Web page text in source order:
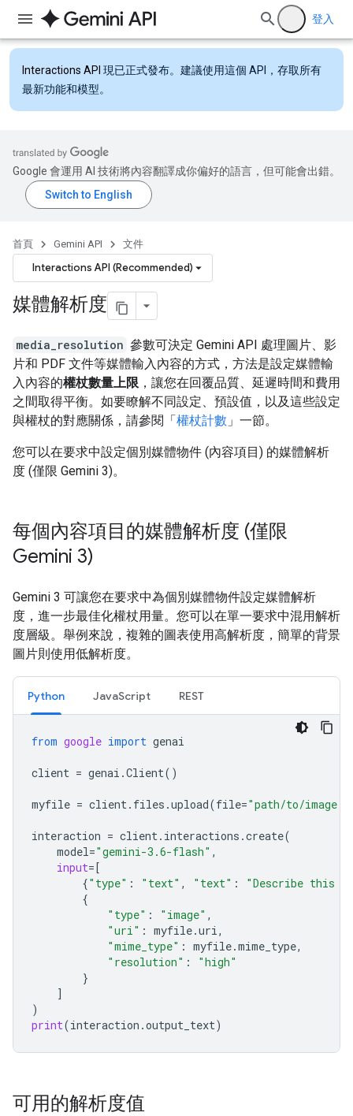
登入
Interactions API 現已正式發布。建議使用這個 API，存取所有
最新功能和模型。
Google 會運用 AI 技術將內容翻譯成你偏好的語言，但可能會出錯。
首頁 Gemini API 文件
Interactions API (Recommended)
媒體解析度
media_resolution 參數可決定 Gemini API 處理圖片、影
片和 PDF 文件等媒體輸入內容的方式，方法是設定媒體輸
入內容的權杖數量上限 ，讓您在回覆品質、延遲時間和費用
之間取得平衡。如要瞭解不同設定、預設值，以及這些設定
與權杖的對應關係，請參閱「權杖計數 」一節。
您可以在要求中設定個別媒體物件 (內容項目) 的媒體解析
度 (僅限 Gemini 3)。
每個內容項目的媒體解析度 (僅限
Gemini 3)
Gemini 3 可讓您在要求中為個別媒體物件設定媒體解析
度，進一步最佳化權杖用量。您可以在單一要求中混用解析
度層級。舉例來說，複雜的圖表使用高解析度，簡單的背景
圖片則使用低解析度。
Python JavaScript REST
from google import genai
client = genai .Client()
myfile = client. files .upload(file="path/to/
interaction = client. interactions .create(
model="gemini-3.6-flash" ,
input=[
{"type" : "text" , "text" :
"Describe this
{
"type" : "image" ,
"uri" : myfile.uri,
"mime_type" : myfile.mime_type,
"resolution" :
"high"
}
]
)
print(interaction .output_text)
可用的解析度值